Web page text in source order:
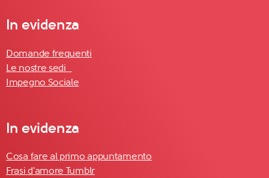
In evidenza
Domande frequenti
Le nostre sedi
Impegno Sociale
In evidenza
Cosa fare al primo appuntamento
Frasi d'amore Tumblr